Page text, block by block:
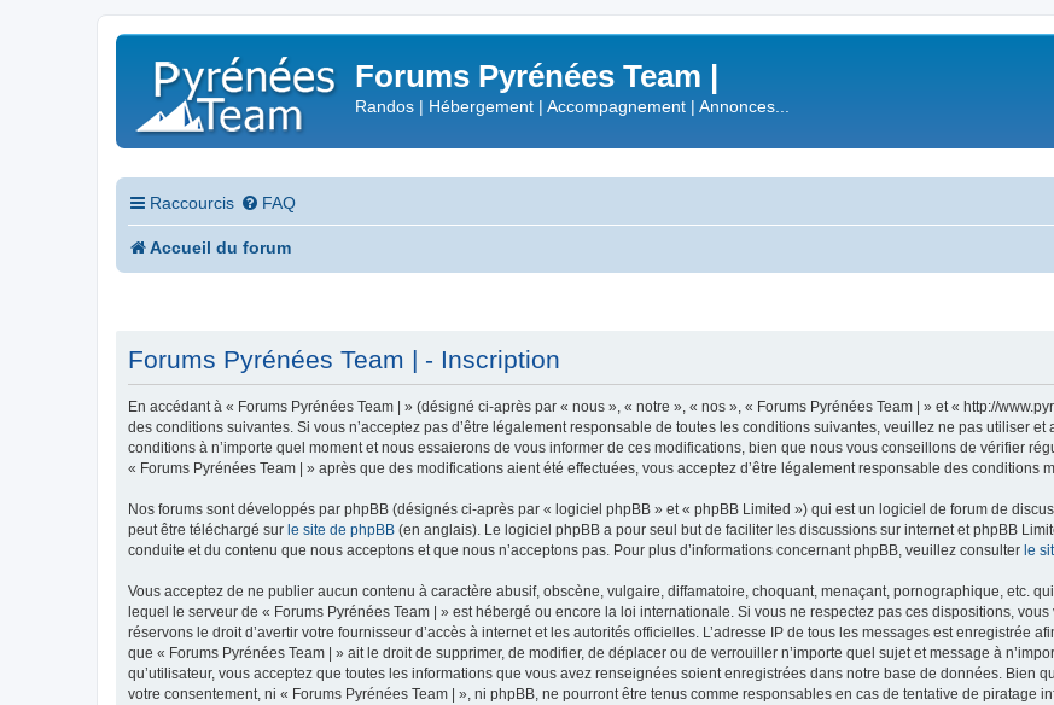
Forums Pyrénées Team |
Randos | Hébergement | Accompagnement | Annonces...
Raccourcis FAQ
Accueil du forum
Forums Pyrénées Team | - Inscription
En accédant à « Forums Pyrénées Team | » (désigné ci-après par « nous », « notre », « nos », « Forums Pyrénées Team | » et « http://
des conditions suivantes. Si vous n’acceptez pas d’être légalement responsable de toutes les conditions suivantes, veuillez ne pas utiliser
conditions à n’importe quel moment et nous essaierons de vous informer de ces modifications, bien que nous vous conseillons de vérifier
« Forums Pyrénées Team | » après que des modifications aient été effectuées, vous acceptez d’être légalement responsable des conditions
Nos forums sont développés par phpBB (désignés ci-après par « logiciel phpBB » et « phpBB Limited ») qui est un logiciel de forum de
peut être téléchargé sur le site de phpBB (en anglais). Le logiciel phpBB a pour seul but de faciliter les discussions sur internet et phpBB
conduite et du contenu que nous acceptons et que nous n’acceptons pas. Pour plus d’informations concernant phpBB, veuillez consulter le
Vous acceptez de ne publier aucun contenu à caractère abusif, obscène, vulgaire, diffamatoire, choquant, menaçant, pornographique, etc.
lequel le serveur de « Forums Pyrénées Team | » est hébergé ou encore la loi internationale. Si vous ne respectez pas ces dispositions,
réservons le droit d’avertir votre fournisseur d’accès à internet et les autorités officielles. L’adresse IP de tous les messages est enregistrée
que « Forums Pyrénées Team | » ait le droit de supprimer, de modifier, de déplacer ou de verrouiller n’importe quel sujet et message à
qu’utilisateur, vous acceptez que toutes les informations que vous avez renseignées soient enregistrées dans notre base de données. Bien
votre consentement, ni « Forums Pyrénées Team | », ni phpBB, ne pourront être tenus comme responsables en cas de tentative de piratage